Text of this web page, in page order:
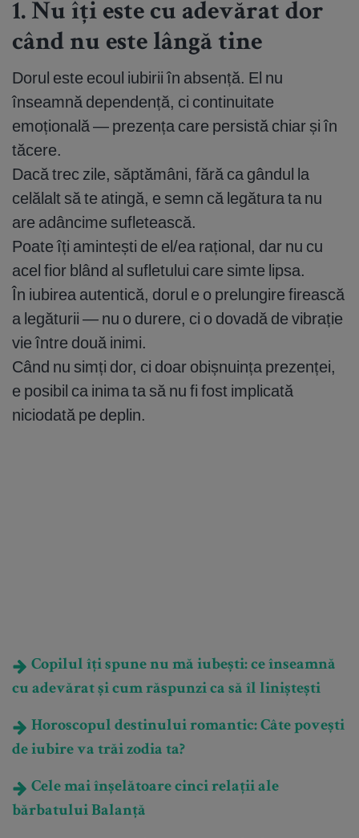
1. Nu îți este cu adevărat dor
când nu este lângă tine
Dorul este ecoul iubirii în absență. El nu
înseamnă dependență, ci continuitate
emoțională — prezența care persistă chiar și în
tăcere.
Dacă trec zile, săptămâni, fără ca gândul la
celălalt să te atingă, e semn că legătura ta nu
are adâncime sufletească.
Poate îți amintești de el/ea rațional, dar nu cu
acel fior blând al sufletului care simte lipsa.
În iubirea autentică, dorul e o prelungire firească
a legăturii — nu o durere, ci o dovadă de vibrație
vie între două inimi.
Când nu simți dor, ci doar obișnuința prezenței,
e posibil ca inima ta să nu fi fost implicată
niciodată pe deplin.
Copilul îți spune nu mă iubești: ce înseamnă
cu adevărat și cum răspunzi ca să îl liniștești
Horoscopul destinului romantic: Câte povești
de iubire va trăi zodia ta?
Cele mai înșelătoare cinci relații ale
bărbatului Balanță